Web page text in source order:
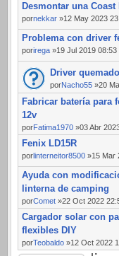
Desmontar una Coast
pornekkar »12 May 2023
Problema con driver
porirega »19 Jul 2019 08:53
Driver quemado
porNacho55 »20
Fabricar batería para
12v
porFatima1970 »03 Abr
Fenix LD15R
porlinterneitor8500 »15 Mar
Ayuda con
linterna de camping
porComet »22 Oct 2022
Cargador solar con
flexibles DIY
porTeobaldo »12 Oct 2022